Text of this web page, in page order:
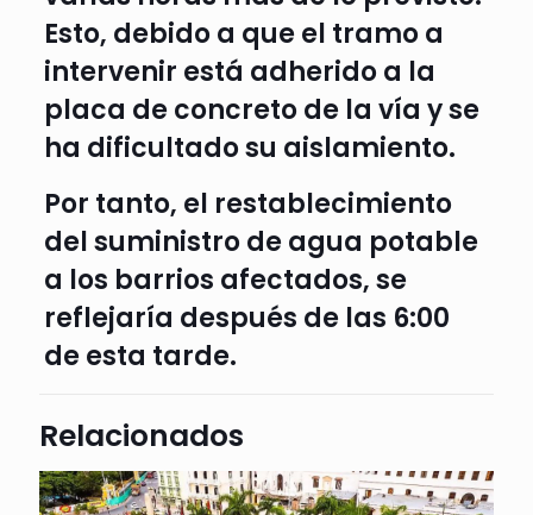
Esto, debido a que el tramo a
intervenir está adherido a la
placa de concreto de la vía y se
ha dificultado su aislamiento.
Por tanto, el restablecimiento
del suministro de agua potable
a los barrios afectados, se
reflejaría después de las 6:00
de esta tarde.
Relacionados